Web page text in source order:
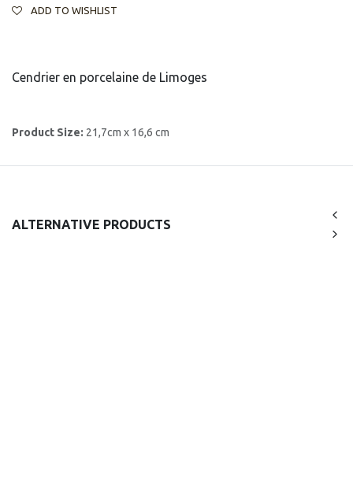
ADD TO WISHLIST
Cendrier en porcelaine de Limoges
Product Size: 21,7cm x 16,6 cm
ALTERNATIVE PRODUCTS